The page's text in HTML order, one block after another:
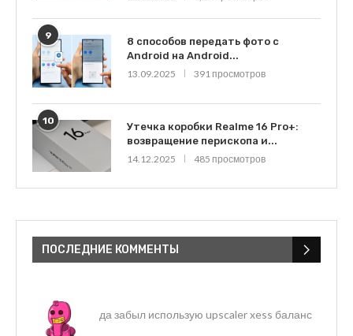
9
8 способов передать фото с
Android на Android...
13.09.2025
391 просмотров
10
Утечка коробки Realme 16 Pro+:
возвращение перископа и...
14.12.2025
485 просмотров
ПОСЛЕДНИЕ КОММЕНТЫ
да забыл использую upscaler xess баланс